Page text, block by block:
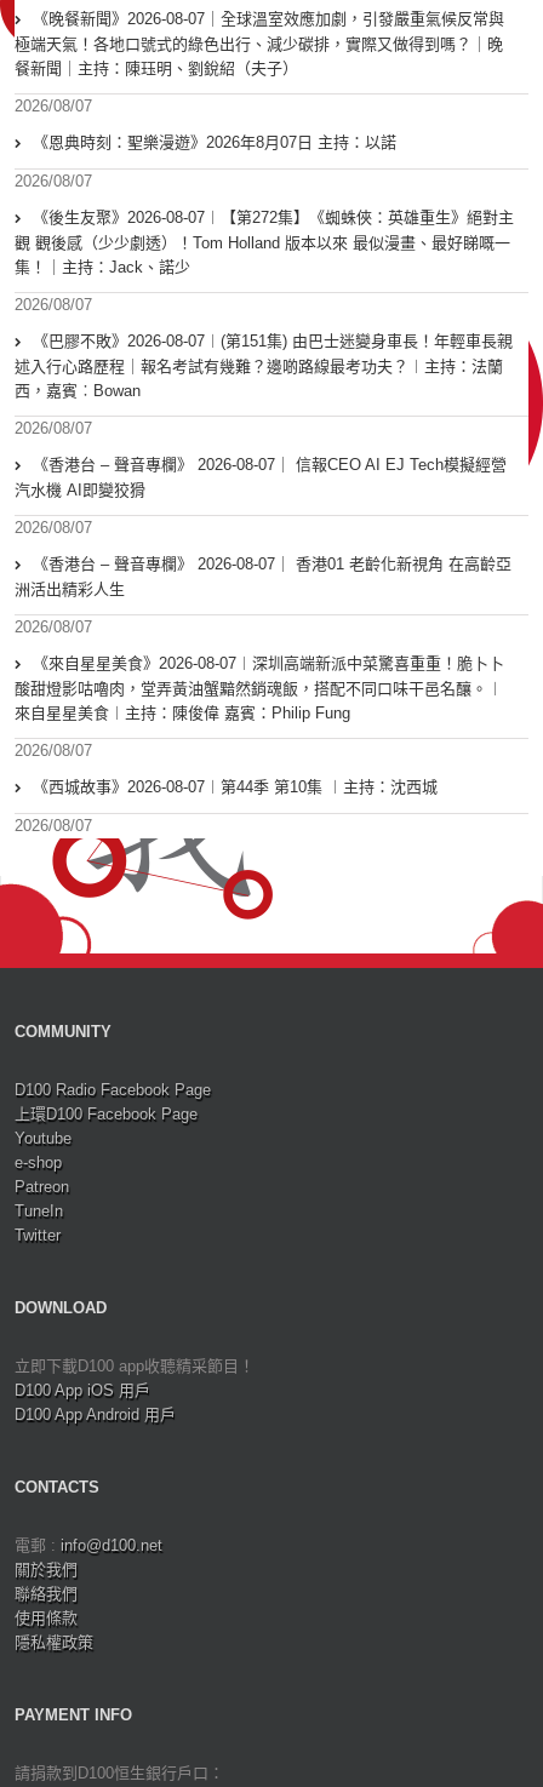
《晚餐新聞》2026-08-07｜全球溫室效應加劇，引發嚴重氣候反常與
極端天氣！各地口號式的綠色出行、減少碳排，實際又做得到嗎？｜晚
餐新聞｜主持：陳珏明、劉銳紹（夫子）
2026/08/07
《恩典時刻：聖樂漫遊》2026年8月07日 主持：以諾
2026/08/07
《後生友聚》2026-08-07︱【第272集】《蜘蛛俠：英雄重生》絕對主
觀 觀後感（少少劇透）！Tom Holland 版本以來 最似漫畫、最好睇嘅一
集！｜主持：Jack、諾少
2026/08/07
《巴膠不敗》2026-08-07︱(第151集) 由巴士迷變身車長！年輕車長親
述入行心路歷程｜報名考試有幾難？邊啲路線最考功夫？︱主持：法蘭
西，嘉賓︰Bowan
2026/08/07
《香港台 – 聲音專欄》 2026-08-07｜ 信報CEO AI EJ Tech模擬經營
汽水機 AI即變狡猾
2026/08/07
《香港台 – 聲音專欄》 2026-08-07｜ 香港01 老齡化新視角 在高齡亞
洲活出精彩人生
2026/08/07
《來自星星美食》2026-08-07︱深圳高端新派中菜驚喜重重！脆卜卜
酸甜燈影咕嚕肉，堂弄黃油蟹黯然銷魂飯，搭配不同口味干邑名釀。︱
來自星星美食︱主持：陳俊偉 嘉賓：Philip Fung
2026/08/07
《西城故事》2026-08-07︱第44季 第10集 ︱主持：沈西城
2026/08/07
COMMUNITY
D100 Radio Facebook Page
上環D100 Facebook Page
Youtube
e-shop
Patreon
TuneIn
Twitter
DOWNLOAD
立即下載D100 app收聽精采節目！
D100 App iOS 用戶
D100 App Android 用戶
CONTACTS
電郵 : info@d100.net
關於我們
聯絡我們
使用條款
隱私權政策
PAYMENT INFO
請捐款到D100恒生銀行戶口：